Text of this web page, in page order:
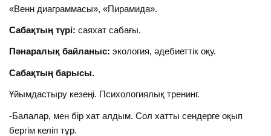
«Венн диаграммасы», «Пирамида».
Сабақтың түрі: саяхат сабағы.
Пәнаралық байланыс: экология, әдебиеттік оқу.
Сабақтың барысы.
Ұйымдастыру кезеңі. Психологиялық тренинг.
-Балалар, мен бір хат алдым. Сол хатты сендерге оқып
бергім келіп тұр.